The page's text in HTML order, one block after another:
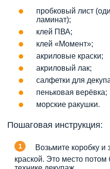
пробковый лист
ламинат);
клей ПВА;
клей «Момент»;
акриловые краски;
акриловый лак;
салфетки для
пеньковая верёвка;
морские ракушки.
Пошаговая инструкция:
Возьмите коробку и
краской. Это место потом